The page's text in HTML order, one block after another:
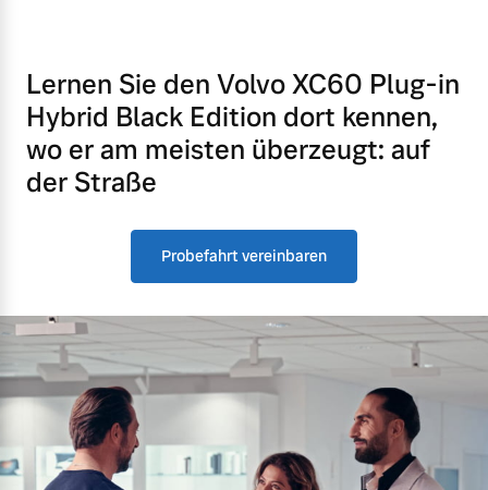
Lernen Sie den Volvo XC60 Plug-in
Hybrid Black Edition dort kennen,
wo er am meisten überzeugt: auf
der Straße
Probefahrt vereinbaren